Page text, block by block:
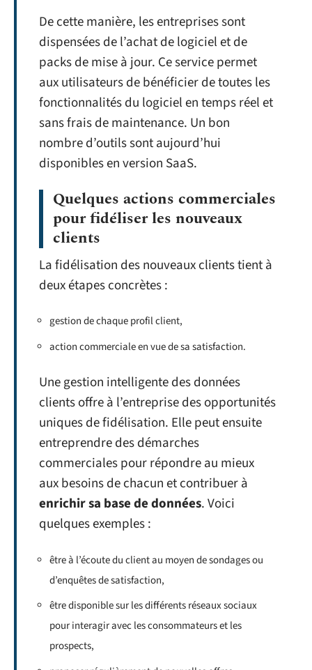
De cette manière, les entreprises sont
dispensées de l’achat de logiciel et de
packs de mise à jour. Ce service permet
aux utilisateurs de bénéficier de toutes les
fonctionnalités du logiciel en temps réel et
sans frais de maintenance. Un bon
nombre d’outils sont aujourd’hui
disponibles en version SaaS.
Quelques actions commerciales
pour fidéliser les nouveaux
clients
La fidélisation des nouveaux clients tient à
deux étapes concrètes :
gestion de chaque profil client,
action commerciale en vue de sa satisfaction.
Une gestion intelligente des données
clients offre à l’entreprise des opportunités
uniques de fidélisation. Elle peut ensuite
entreprendre des démarches
commerciales pour répondre au mieux
aux besoins de chacun et contribuer à
enrichir sa base de données. Voici
quelques exemples :
être à l’écoute du client au moyen de sondages ou
d’enquêtes de satisfaction,
être disponible sur les différents réseaux sociaux
pour interagir avec les consommateurs et les
prospects,